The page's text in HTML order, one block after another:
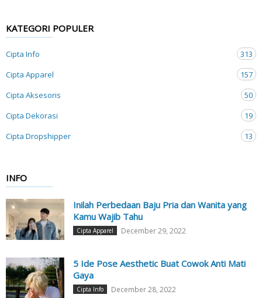
KATEGORI POPULER
Cipta Info
313
Cipta Apparel
157
Cipta Aksesoris
50
Cipta Dekorasi
19
Cipta Dropshipper
13
INFO
Inilah Perbedaan Baju Pria dan Wanita yang
Kamu Wajib Tahu
Cipta Apparel December 29, 2022
5 Ide Pose Aesthetic Buat Cowok Anti Mati
Gaya
Cipta Info December 28, 2022